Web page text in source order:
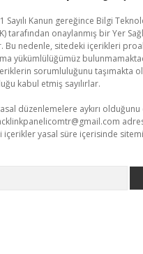
Sayılı Kanun gereğince Bilgi
tarafından onaylanmış bir Yer
Bu nedenle, sitedeki içerikleri
yükümlülüğümüz
sorumluluğunu taşımakta
kabul etmiş sayılırlar.
düzenlemelere aykırı
içerikler yasal süre içerisinde